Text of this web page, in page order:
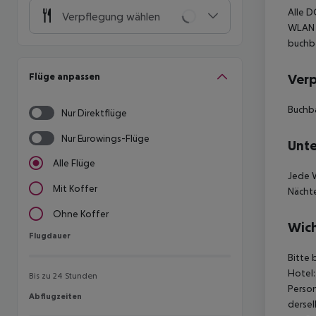
Verpflegung wählen
Flüge anpassen
Nur Direktflüge
Nur Eurowings-Flüge
Alle Flüge
Mit Koffer
Ohne Koffer
Flugdauer
Flugdauer
Bis zu 24 Stunden
Abflugzeiten
Abflugzeiten
Alle
Jede
Bitte
Hotel: